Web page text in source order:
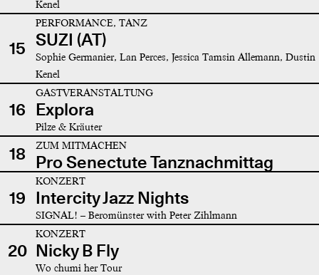
Kenel
15
PERFORMANCE, TANZ
SUZI (AT)
Sophie Germanier, Lan Perces, Jessica Tamsin Allemann, Dustin
Kenel
16
GASTVERANSTALTUNG
Explora
Pilze & Kräuter
18 ZUM MITMACHEN
Pro Senectute Tanznachmittag
19
KONZERT
Intercity Jazz Nights
SIGNAL! – Beromünster with Peter Zihlmann
20
KONZERT
Nicky B Fly
Wo chumi her Tour